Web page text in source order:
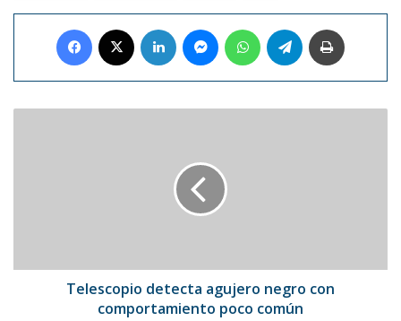
Facebook LinkedIn MessengerWhatsAppTelegram
Telescopio detecta agujero negro con
comportamiento poco común